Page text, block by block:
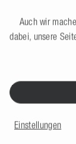
DAS
Auch wir
dabei, unsere
Einstellungen